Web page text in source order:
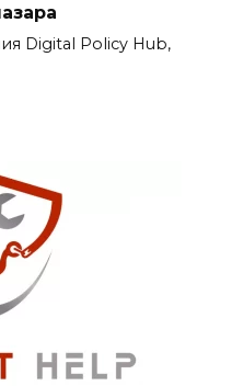
Digital Policy Hub,